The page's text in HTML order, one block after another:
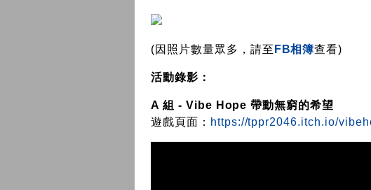
(因照片數量眾多，請至 FB相簿查看)
活動錄影：
A 組 - Vibe Hope 帶動無窮的希望
遊戲頁面： https://tppr2046.itch.io/